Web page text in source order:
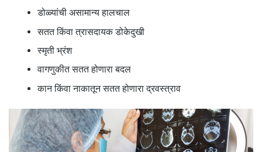
डोळ्यांची असामान्य हालचाल
सतत किंवा त्रासदायक डोकेदुखी
स्मृती भ्रंश
वागणुकीत सतत होणारा बदल
कान किंवा नाकातून सतत होणारा द्रवस्त्राव